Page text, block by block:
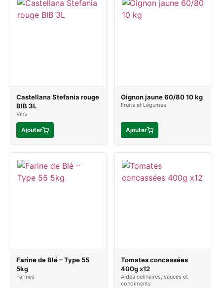
Castellana Stefania rouge
BIB 3L
Vins
Ajouter
Oignon jaune 60/80 10 kg
Fruits et Légumes
Ajouter
Farine de Blé – Type 55
5kg
Farines
Tomates concassées
400g x12
Aides culinaires, sauces et
condiments